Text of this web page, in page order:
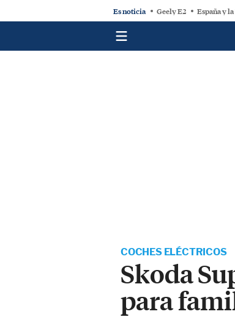
Es noticia Geely E2 España y
COCHES ELÉCTRICOS
Skoda
para